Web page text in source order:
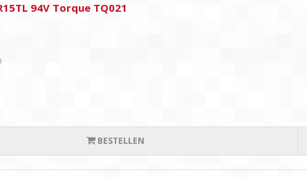
94V Torque TQ021
BESTELLEN